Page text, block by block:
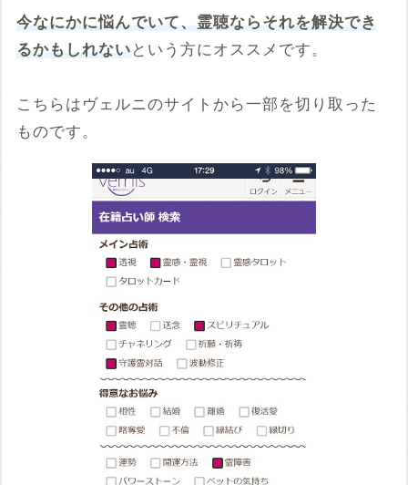
今なにかに悩んでいて、霊聴ならそれを解決でき
るかもしれないという方にオススメです。
こちらはヴェルニのサイトから一部を切り取った
ものです。